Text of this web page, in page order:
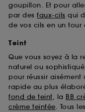
goupillon. Et pour
par des faux-cils qui
de vos cils en un tour
Teint
Que vous soyez à la
naturel ou
pour réussir
rapide au plus
fond de teint, la BB
crème teintée. Tous